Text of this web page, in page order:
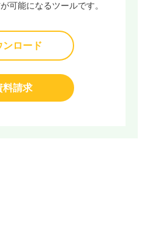
可能になるツールです。
ンロード
料請求